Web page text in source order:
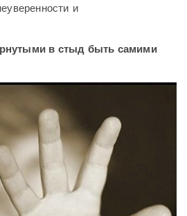
и
в стыд быть самими